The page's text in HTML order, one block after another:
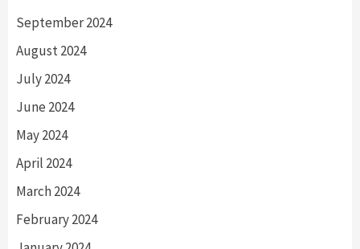
September 2024
August 2024
July 2024
June 2024
May 2024
April 2024
March 2024
February 2024